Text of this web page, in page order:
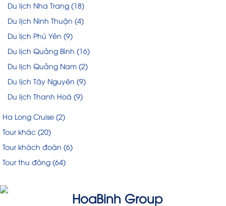
Du lịch Nha Trang (18)
Du lịch Ninh Thuận (4)
Du lịch Phú Yên (9)
Du lịch Quảng Bình (16)
Du lịch Quảng Nam (2)
Du lịch Tây Nguyên (9)
Du lịch Thanh Hoá (9)
Ha Long Cruise (2)
Tour khác (20)
Tour khách đoàn (6)
Tour thu đông (64)